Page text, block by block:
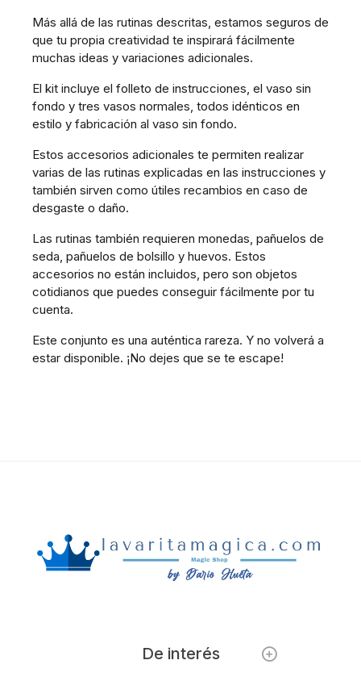
Más allá de las rutinas descritas, estamos seguros de
que tu propia creatividad te inspirará fácilmente
muchas ideas y variaciones adicionales.
El kit incluye el folleto de instrucciones, el vaso sin
fondo y tres vasos normales, todos idénticos en
estilo y fabricación al vaso sin fondo.
Estos accesorios adicionales te permiten realizar
varias de las rutinas explicadas en las instrucciones y
también sirven como útiles recambios en caso de
desgaste o daño.
Las rutinas también requieren monedas, pañuelos de
seda, pañuelos de bolsillo y huevos. Estos
accesorios no están incluidos, pero son objetos
cotidianos que puedes conseguir fácilmente por tu
cuenta.
Este conjunto es una auténtica rareza. Y no volverá a
estar disponible. ¡No dejes que se te escape!
De interés